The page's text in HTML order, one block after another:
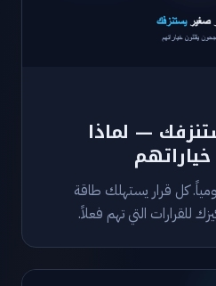
— لماذا
كل قرار يستهلك طاقة
للقرارات التي تهم فعلاً.